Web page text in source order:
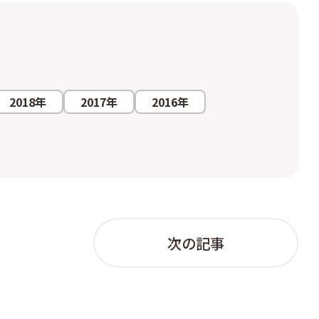
2018年 2017年
2016年
次の記事